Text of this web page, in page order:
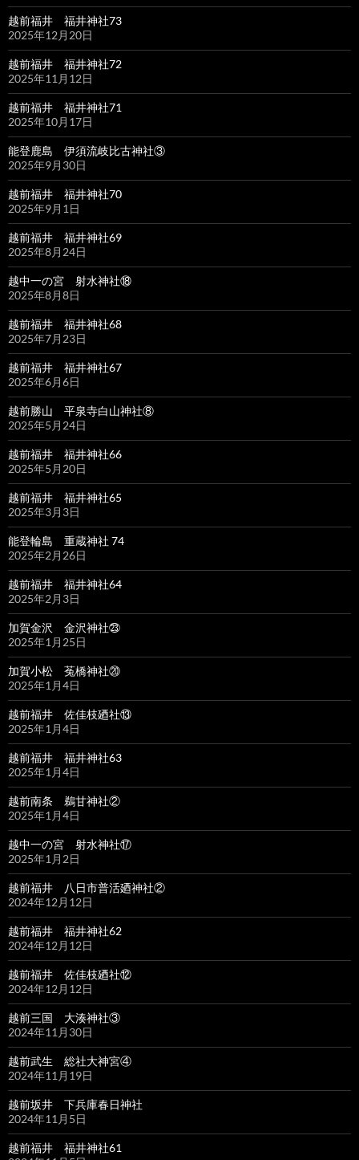
越前福井 福井神社73
2025年12月20日
越前福井 福井神社72
2025年11月12日
越前福井 福井神社71
2025年10月17日
能登鹿島 伊須流岐比古神社③
2025年9月30日
越前福井 福井神社70
2025年9月1日
越前福井 福井神社69
2025年8月24日
越中一の宮 射水神社⑱
2025年8月8日
越前福井 福井神社68
2025年7月23日
越前福井 福井神社67
2025年6月6日
越前勝山 平泉寺白山神社⑧
2025年5月24日
越前福井 福井神社66
2025年5月20日
越前福井 福井神社65
2025年3月3日
能登輪島 重蔵神社 74
2025年2月26日
越前福井 福井神社64
2025年2月3日
加賀金沢 金沢神社㉓
2025年1月25日
加賀小松 菟橋神社⑳
2025年1月4日
越前福井 佐佳枝廼社⑬
2025年1月4日
越前福井 福井神社63
2025年1月4日
越前南条 鵜甘神社②
2025年1月4日
越中一の宮 射水神社⑰
2025年1月2日
越前福井 八日市普活廼神社②
2024年12月12日
越前福井 福井神社62
2024年12月12日
越前福井 佐佳枝廼社⑫
2024年12月12日
越前三国 大湊神社③
2024年11月30日
越前武生 総社大神宮④
2024年11月19日
越前坂井 下兵庫春日神社
2024年11月5日
越前福井 福井神社61